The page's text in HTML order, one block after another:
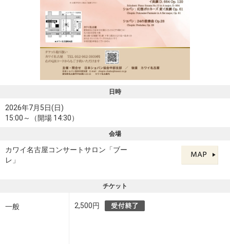
日時
2026年7月5日(日)
15:00～（開場 14:30）
会場
カワイ名古屋コンサートサロン「ブー
レ」
チケット
一般 2,500円